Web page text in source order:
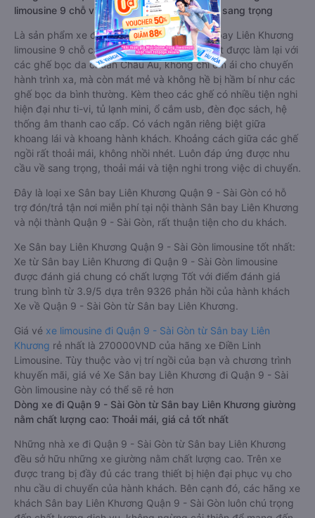
3. Giới thiệu, tư vấn các dòng xe chạy tuyến đường
xe đi Quận 9 - Sài Gòn từ Sân bay Liên Khương:
Dòng xe đi Quận 9 - Sài Gòn từ Sân bay Liên Khương
limousine 9 chỗ vip, chất lượng cao: Tiện lợi, sang trọng
Là sản phẩm xe đi Quận 9 - Sài Gòn từ Sân bay Liên Khương
limousine 9 chỗ cải tiến từ xe 16 chỗ. Nội thất được làm lại với
các ghế bọc da chuẩn Châu Âu, không chỉ êm ái cho chuyến
hành trình xa, mà còn mát mẻ và không hề bị hầm bí như các
ghế bọc da bình thường. Kèm theo các ghế có nhiều tiện nghi
hiện đại như ti-vi, tủ lạnh mini, ổ cắm usb, đèn đọc sách, hệ
thống âm thanh cao cấp. Có vách ngăn riêng biệt giữa
khoang lái và khoang hành khách. Khoảng cách giữa các ghế
ngồi rất thoải mái, không nhồi nhét. Luôn đáp ứng được nhu
cầu về sang trọng, thoải mái và tiện nghi trong việc di chuyển.
Đây là loại xe Sân bay Liên Khương Quận 9 - Sài Gòn có hỗ
trợ đón/trả tận nơi miễn phí tại nội thành Sân bay Liên Khương
và nội thành Quận 9 - Sài Gòn, rất thuận tiện cho du khách.
Xe Sân bay Liên Khương Quận 9 - Sài Gòn limousine tốt nhất:
Xe từ Sân bay Liên Khương đi Quận 9 - Sài Gòn limousine
được đánh giá chung có chất lượng Tốt với điểm đánh giá
trung bình từ 3.9/5 dựa trên 9326 phản hồi của hành khách
Xe về Quận 9 - Sài Gòn từ Sân bay Liên Khương.
Giá vé xe limousine đi Quận 9 - Sài Gòn từ Sân bay Liên
Khươngrẻ nhất là 270000VND của hãng xe Điền Linh
Limousine. Tùy thuộc vào vị trí ngồi của bạn và chương trình
khuyến mãi, giá vé Xe Sân bay Liên Khương đi Quận 9 - Sài
Gòn limousine này có thể sẽ rẻ hơn
Dòng xe đi Quận 9 - Sài Gòn từ Sân bay Liên Khương giường
nằm chất lượng cao: Thoải mái, giá cả tốt nhất
Những nhà xe đi Quận 9 - Sài Gòn từ Sân bay Liên Khương
đều sở hữu những xe giường nằm chất lượng cao. Trên xe